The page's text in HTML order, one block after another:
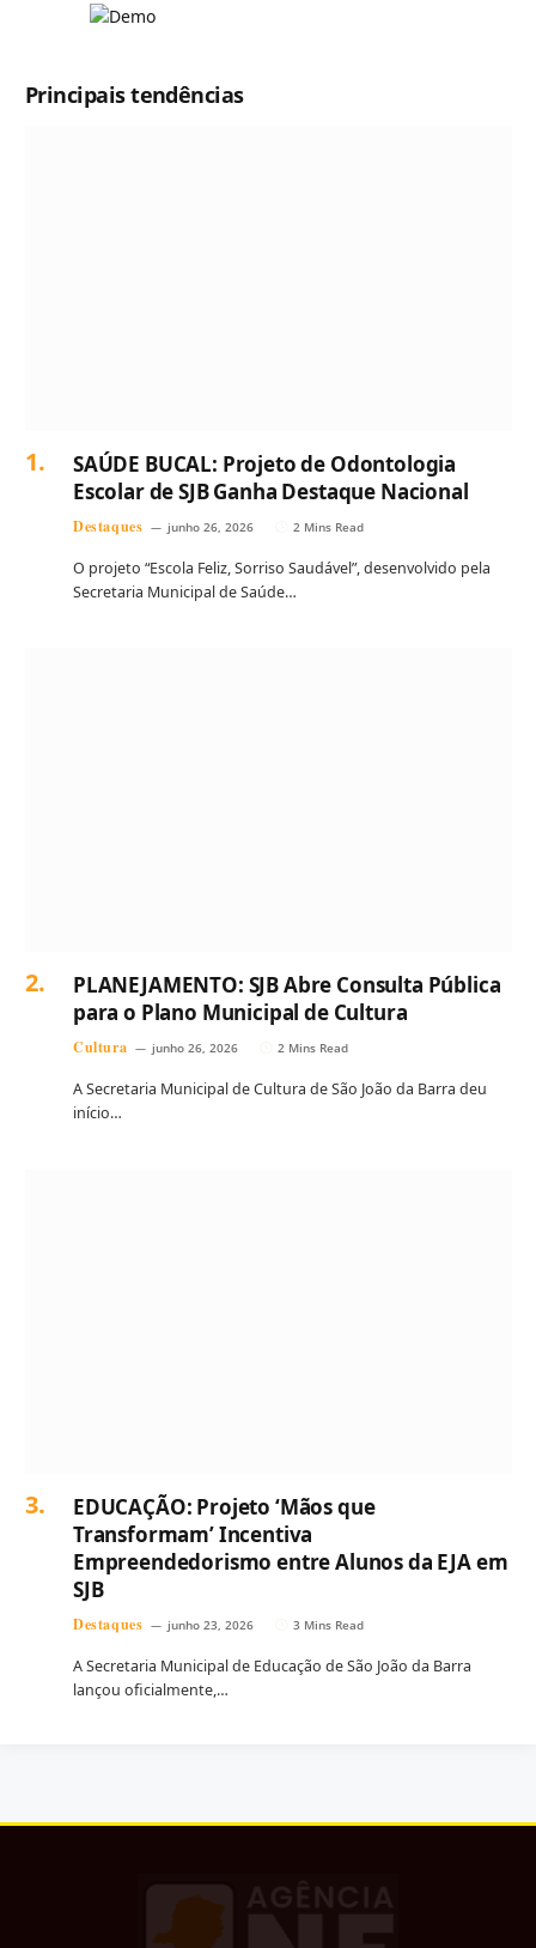
Principais tendências
SAÚDE BUCAL: Projeto de Odontologia
Escolar de SJB Ganha Destaque Nacional
Destaques junho 26, 2026 2 Mins Read
O projeto “Escola Feliz, Sorriso Saudável”, desenvolvido pela
Secretaria Municipal de Saúde…
PLANEJAMENTO: SJB Abre Consulta Pública
para o Plano Municipal de Cultura
Cultura junho 26, 2026 2 Mins Read
A Secretaria Municipal de Cultura de São João da Barra deu
início…
EDUCAÇÃO: Projeto ‘Mãos que
Transformam’ Incentiva
Empreendedorismo entre Alunos da EJA em
SJB
Destaques junho 23, 2026 3 Mins Read
A Secretaria Municipal de Educação de São João da Barra
lançou oficialmente,…